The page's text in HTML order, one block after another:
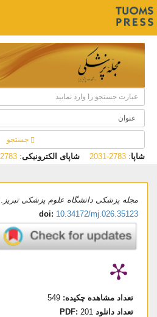
جستجو
شاپا:
2783-2031 شاپای الکترونیکی:
2783-204X
مجله پزشکی دانشگاه علوم پزشکی تبریز
doi: 10.34172/mj.026.35123
تعداد مشاهده چکیده:
تعداد دانلود PDF: 201